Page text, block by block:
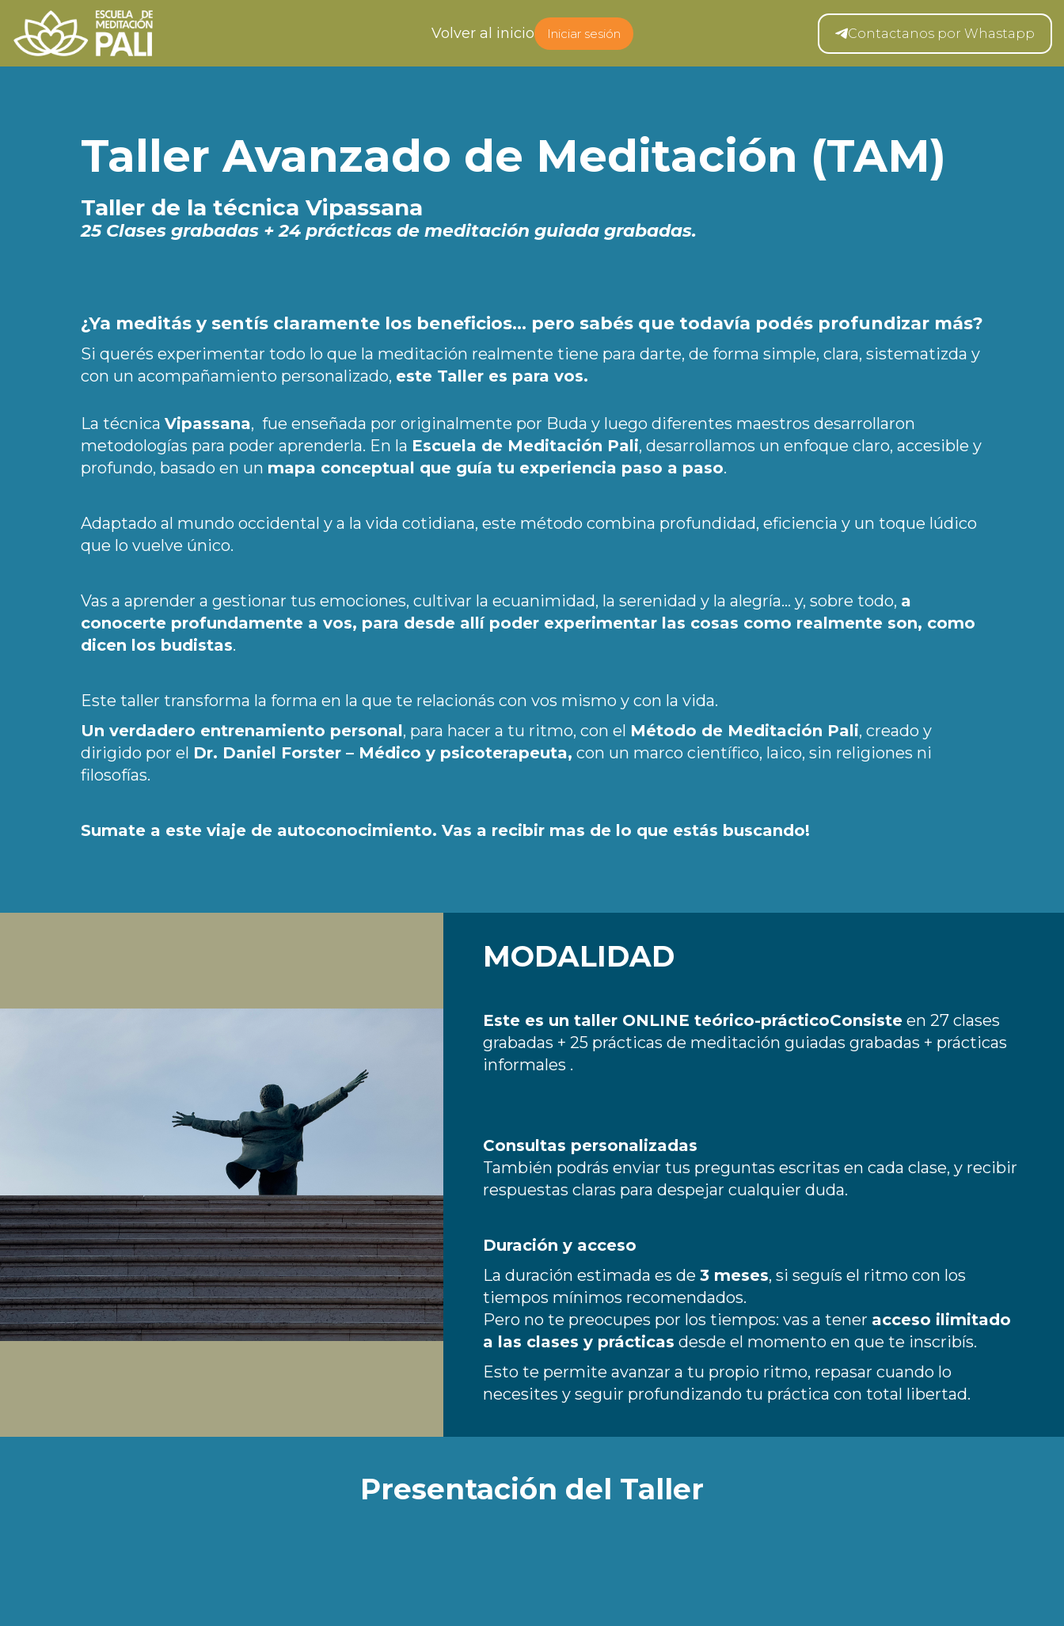
Volver al inicio Iniciar sesión Contactanos por Whastapp
Taller Avanzado de Meditación (TAM)
Taller de la técnica Vipassana
25 Clases grabadas + 24 prácticas de meditación guiada grabadas.
¿Ya meditás y sentís claramente los beneficios… pero sabés que todavía podés profundizar más?
Si querés experimentar todo lo que la meditación realmente tiene para darte, de forma simple, clara, sistematizda y
con un acompañamiento personalizado, este Taller es para vos.
La técnica Vipassana, fue enseñada por originalmente por Buda y luego diferentes maestros desarrollaron
metodologías para poder aprenderla. En la Escuela de Meditación Pali, desarrollamos un enfoque claro, accesible y
profundo, basado en un mapa conceptual que guía tu experiencia paso a paso.
Adaptado al mundo occidental y a la vida cotidiana, este método combina profundidad, eficiencia y un toque lúdico
que lo vuelve único.
Vas a aprender a gestionar tus emociones, cultivar la ecuanimidad, la serenidad y la alegría… y, sobre todo, a
conocerte profundamente a vos, para desde allí poder experimentar las cosas como realmente son, como
dicen los budistas.
Este taller transforma la forma en la que te relacionás con vos mismo y con la vida.
Un verdadero entrenamiento personal, para hacer a tu ritmo, con el Método de Meditación Pali, creado y
dirigido por el Dr. Daniel Forster – Médico y psicoterapeuta, con un marco científico, laico, sin religiones ni
filosofías.
Sumate a este viaje de autoconocimiento. Vas a recibir mas de lo que estás buscando!
MODALIDAD
Este es un taller ONLINE teórico-prácticoConsiste en 27 clases
grabadas + 25 prácticas de meditación guiadas grabadas + prácticas
informales .
Consultas personalizadas
También podrás enviar tus preguntas escritas en cada clase, y recibir
respuestas claras para despejar cualquier duda.
Duración y acceso
La duración estimada es de 3 meses, si seguís el ritmo con los
tiempos mínimos recomendados.
Pero no te preocupes por los tiempos: vas a tener acceso ilimitado
a las clases y prácticas desde el momento en que te inscribís.
Esto te permite avanzar a tu propio ritmo, repasar cuando lo
necesites y seguir profundizando tu práctica con total libertad.
Presentación del Taller